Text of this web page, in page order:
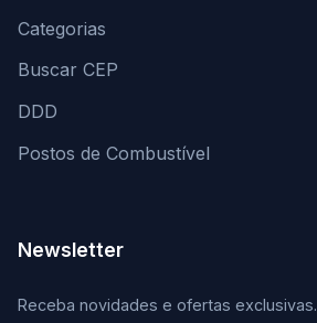
Categorias
Buscar CEP
DDD
Postos de Combustível
Newsletter
Receba novidades e ofertas exclusivas.